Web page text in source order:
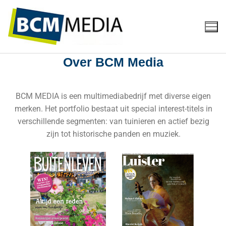
Over BCM Media
BCM MEDIA is een multimediabedrijf met diverse eigen
merken. Het portfolio bestaat uit special interest-titels in
verschillende segmenten: van tuinieren en actief bezig
zijn tot historische panden en muziek.